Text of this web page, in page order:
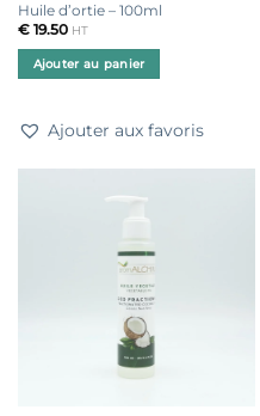
Huile d’ortie – 100ml
€19.50 HT
Ajouter au panier
Ajouter aux favoris